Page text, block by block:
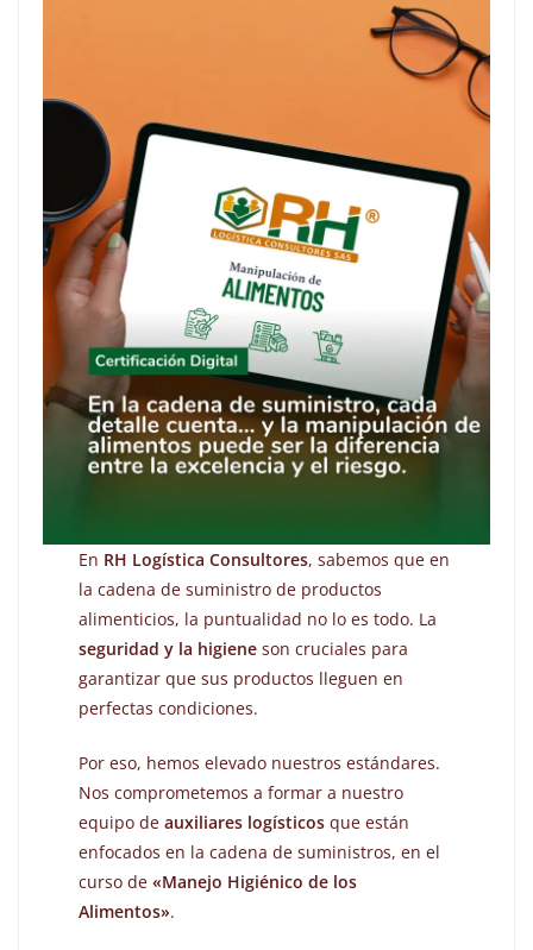
En RH Logística Consultores, sabemos que en
la cadena de suministro de productos
alimenticios, la puntualidad no lo es todo. La
seguridad y la higiene son cruciales para
garantizar que sus productos lleguen en
perfectas condiciones.
Por eso, hemos elevado nuestros estándares.
Nos comprometemos a formar a nuestro
equipo deauxiliares logísticos que están
enfocados en la cadena de suministros, en el
curso de«Manejo Higiénico de los
Alimentos».